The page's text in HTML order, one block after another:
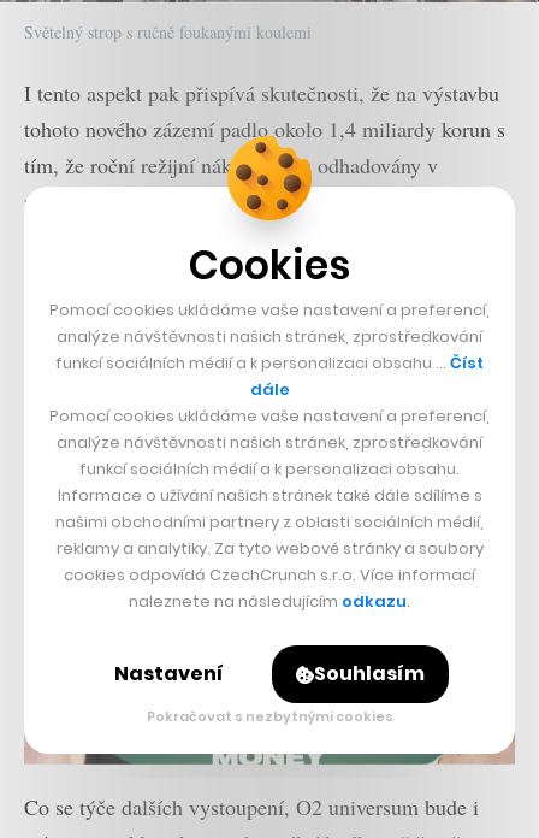
Světelný strop s ručně foukanými koulemi
I tento aspekt pak přispívá skutečnosti, že na výstavbu
tohoto nového zázemí padlo okolo 1,4 miliardy korun s
tím, že roční režijní náklady jsou odhadovány v
průměru na 50 milionů korun. Celková investice by se
pak provozovatelům měla vrátit v horizontu 16 let.
Co se týče dalších vystoupení, O2 universum bude i
Cookies
Pomocí cookies ukládáme vaše nastavení a preferencí,
analýze návštěvnosti našich stránek, zprostředkování
funkcí sociálních médií a k personalizaci obsahu … Číst
dále
Pomocí cookies ukládáme vaše nastavení a preferencí,
analýze návštěvnosti našich stránek, zprostředkování
funkcí sociálních médií a k personalizaci obsahu.
Informace o užívání našich stránek také dále sdílíme s
našimi obchodními partnery z oblasti sociálních médií,
reklamy a analytiky. Za tyto webové stránky a soubory
cookies odpovídá CzechCrunch s.r.o. Více informací
naleznete na následujícím odkazu.
Nastavení Souhlasím
Pokračovat s nezbytnými cookies